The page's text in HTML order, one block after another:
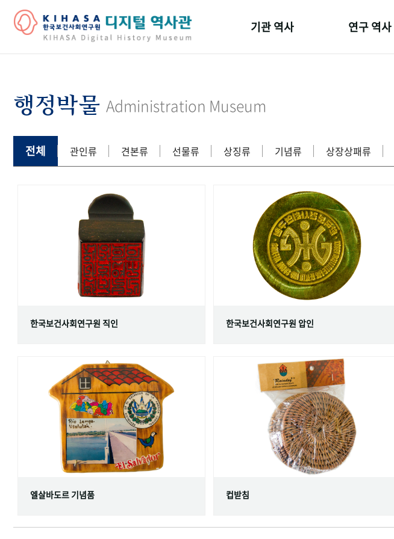
기관 역사
연구원 사람들
연구 역사
간행물 변천사
행정박물 Administration Museum
전체 관인류 견본류 선물류 상징류 기념류 상장상패류
한국보건사회연구원 직인 한국보건사회연구원 압인
엘살바도르 기념품 컵받침